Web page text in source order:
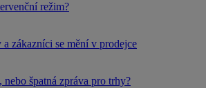
režim?
zákazníci se mění v prodejce
špatná zpráva pro trhy?